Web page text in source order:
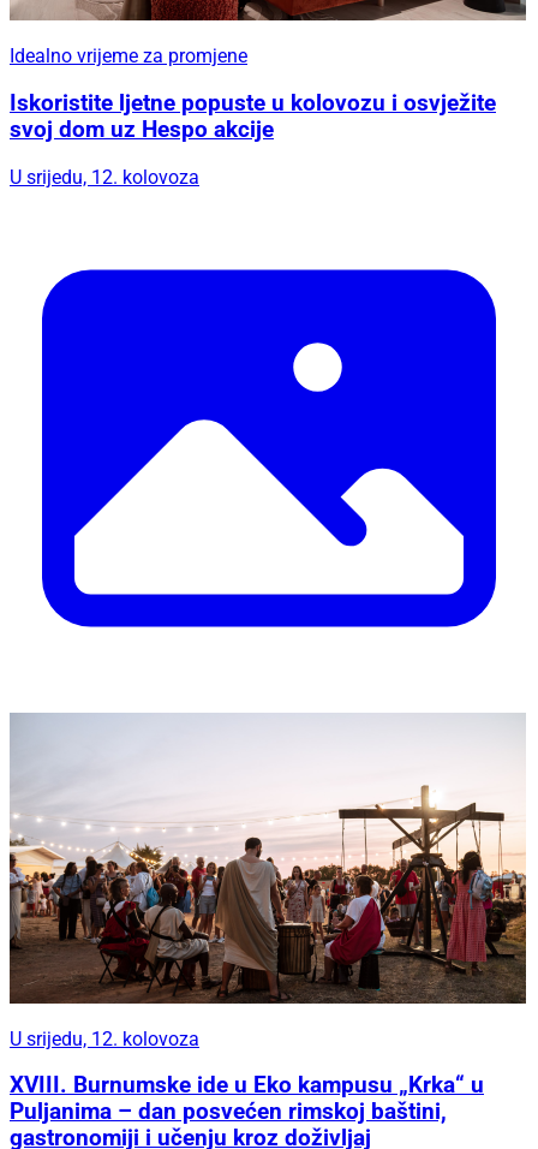
Idealno vrijeme za promjene
Iskoristite ljetne popuste u kolovozu i osvježite
svoj dom uz Hespo akcije
U srijedu, 12. kolovoza
U srijedu, 12. kolovoza
XVIII. Burnumske ide u Eko kampusu „Krka“ u
Puljanima – dan posvećen rimskoj baštini,
gastronomiji i učenju kroz doživljaj